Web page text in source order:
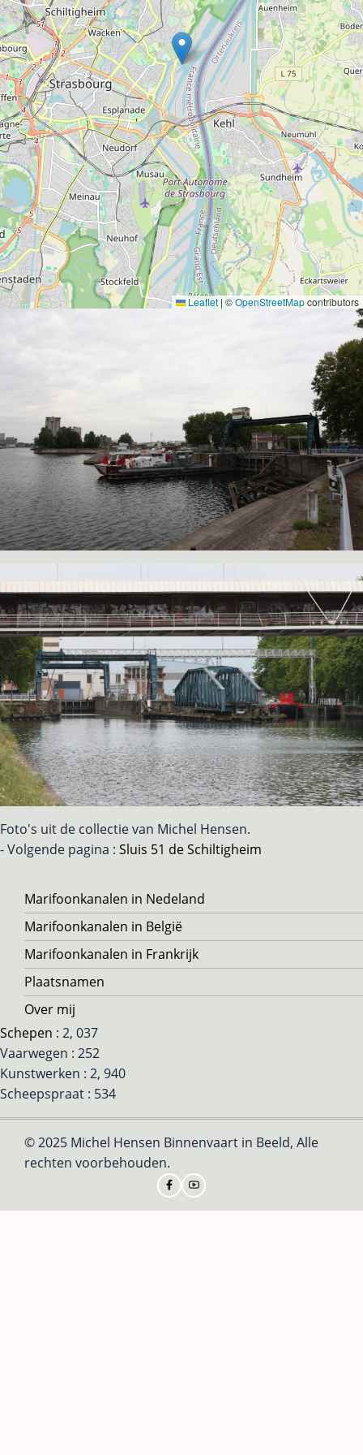
Leaflet | ©OpenStreetMapcontributors
Foto's uit de collectie van Michel Hensen.
- Volgende pagina : Sluis 51 de Schiltigheim
Voet
Marifoonkanalen in Nedeland
Marifoonkanalen in België
Marifoonkanalen in Frankrijk
Plaatsnamen
Over mij
Schepen : 2, 037
Vaarwegen : 252
Kunstwerken : 2, 940
Scheepspraat : 534
© 2025 Michel Hensen Binnenvaart in Beeld, Alle
rechten voorbehouden.